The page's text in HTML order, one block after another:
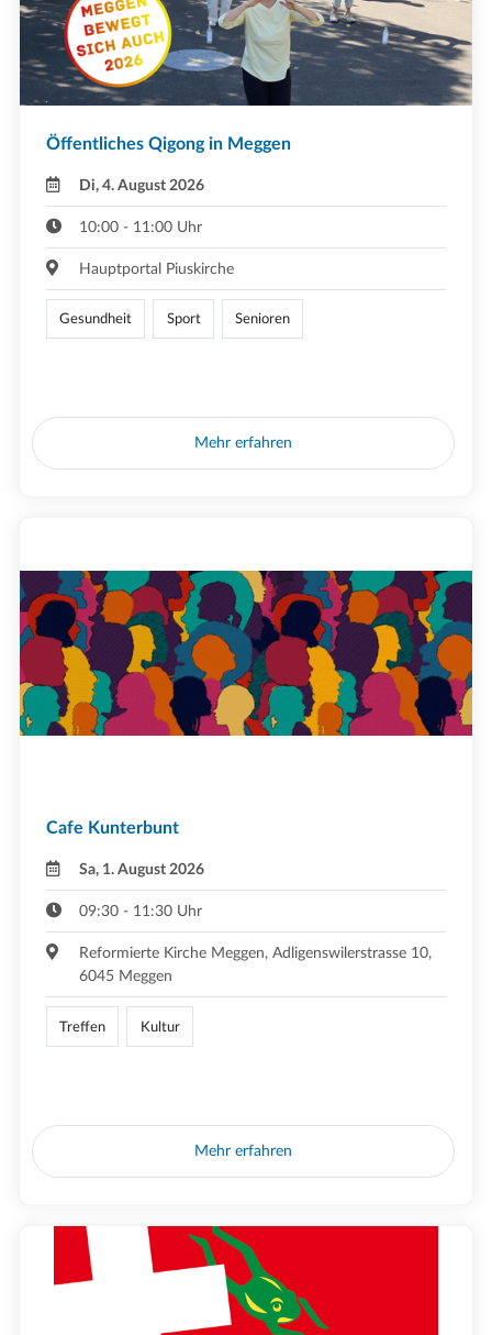
Öffentliches Qigong in Meggen
Di, 4. August 2026
10:00 - 11:00 Uhr
Hauptportal Piuskirche
Gesundheit Sport Senioren
Mehr erfahren
Cafe Kunterbunt
Sa, 1. August 2026
09:30 - 11:30 Uhr
Reformierte Kirche Meggen, Adligenswilerstrasse 10,
6045 Meggen
Treffen Kultur
Mehr erfahren